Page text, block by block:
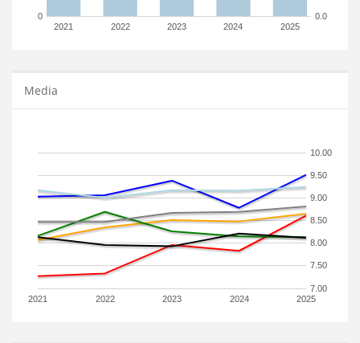
2021 2022 2023 2024 2025
0 0.0
Media
2021 2022 2023 2024 2025
7.00
7.50
8.00
8.50
9.00
9.50
10.00